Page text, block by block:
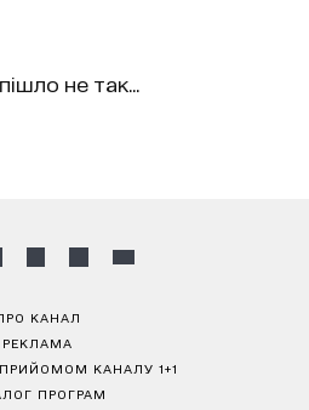
не так...
КАНАЛ
РЕКЛАМА
КАНАЛУ 1+1
ПРОГРАМ